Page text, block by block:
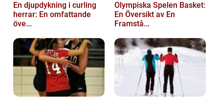
En djupdykning i curling
herrar: En omfattande
öve...
Olympiska Spelen Basket:
En Översikt av En
Framstå...